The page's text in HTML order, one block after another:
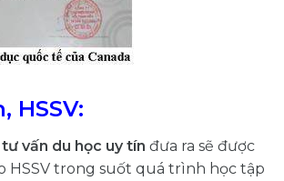
HSSV:
tư vấn du học uy tín đưa ra sẽ được
HSSV trong suốt quá trình học tập